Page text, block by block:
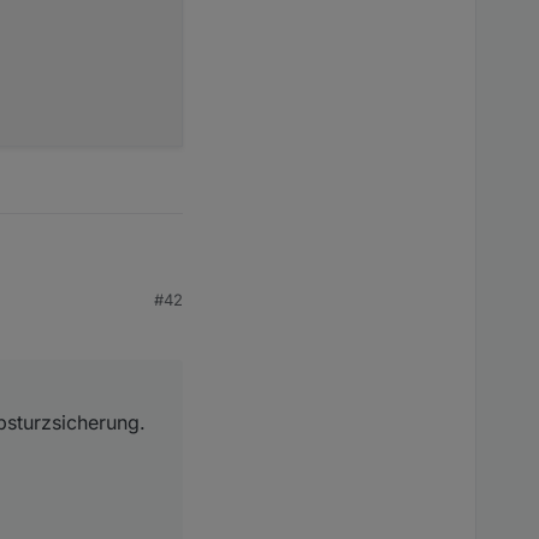
betrieben
neu erstellt wird.
noch nicht bei den
dust on the Anti-Drop Sensors
#42